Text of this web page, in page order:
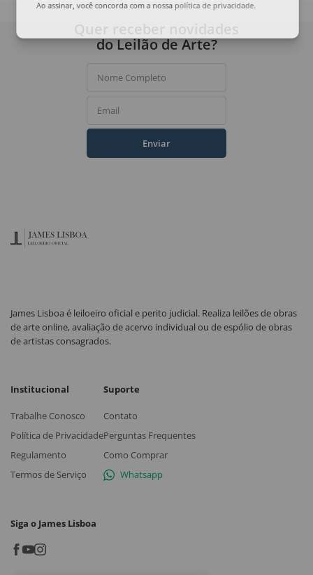
Ao assinar, você concorda com a nossa política de privacidade
do Leilão de Arte?
Nome Completo
Email
Enviar
James Lisboa é leiloeiro oficial e perito judicial. Realiza leilões de obras
de arte online, avaliação de acervo individual ou de espólio de obras
de artistas consagrados.
Institucional
Trabalhe Conosco
Política de Privacidade
Regulamento
Termos de Serviço
Suporte
Contato
Perguntas Frequentes
Como Comprar
Whatsapp
Siga o James Lisboa